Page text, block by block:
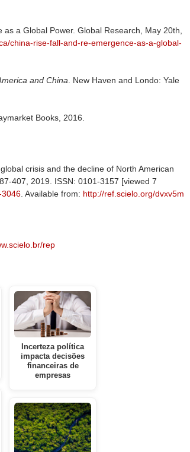
a Global Power. Global Research, May 20th,
china-rise-fall-and-re-emergence-as-a-global-
and China . New Haven and Londo: Yale
Books, 2016.
crisis and the decline of North American
407, 2019. ISSN: 0101-3157 [viewed 7
3046 . Available from: http://ref.scielo.org/dvxv5m
rep
Incerteza política
impacta decisões
financeiras de
empresas